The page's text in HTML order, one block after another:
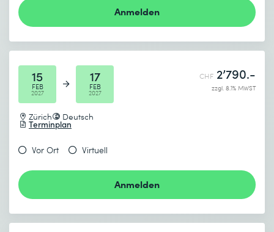
Anmelden
15
FEB
2027
17
FEB
2027
Zürich Deutsch
Terminplan
CHF 2’790.-
zzgl. 8.1% MWST
Vor Ort Virtuell
Anmelden